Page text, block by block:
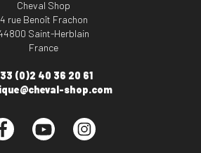
Cheval Shop
4 rue Benoît Frachon
Saint-Herblain
France
(0)2 40 36 20 61
shop.com
Facebook YouTube